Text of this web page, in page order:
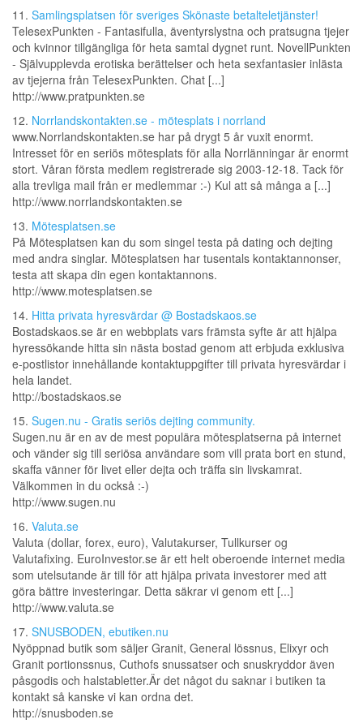
11. Samlingsplatsen för sveriges Skönaste betalteletjänster!
TelesexPunkten - Fantasifulla, äventyrslystna och pratsugna tjejer
och kvinnor tillgängliga för heta samtal dygnet runt. NovellPunkten
- Självupplevda erotiska berättelser och heta sexfantasier inlästa
av tjejerna från TelesexPunkten. Chat [...]
http://www.pratpunkten.se
12. Norrlandskontakten.se - mötesplats i norrland
www.Norrlandskontakten.se har på drygt 5 år vuxit enormt.
Intresset för en seriös mötesplats för alla Norrlänningar är enormt
stort. Våran första medlem registrerade sig 2003-12-18. Tack för
alla trevliga mail från er medlemmar :-) Kul att så många a [...]
http://www.norrlandskontakten.se
13. Mötesplatsen.se
På Mötesplatsen kan du som singel testa på dating och dejting
med andra singlar. Mötesplatsen har tusentals kontaktannonser,
testa att skapa din egen kontaktannons.
http://www.motesplatsen.se
14. Hitta privata hyresvärdar @ Bostadskaos.se
Bostadskaos.se är en webbplats vars främsta syfte är att hjälpa
hyressökande hitta sin nästa bostad genom att erbjuda exklusiva
e-postlistor innehållande kontaktuppgifter till privata hyresvärdar i
hela landet.
http://bostadskaos.se
15. Sugen.nu - Gratis seriös dejting community.
Sugen.nu är en av de mest populära mötesplatserna på internet
och vänder sig till seriösa användare som vill prata bort en stund,
skaffa vänner för livet eller dejta och träffa sin livskamrat.
Välkommen in du också :-)
http://www.sugen.nu
16. Valuta.se
Valuta (dollar, forex, euro), Valutakurser, Tullkurser og
Valutafixing. EuroInvestor.se är ett helt oberoende internet media
som utelsutande är till för att hjälpa privata investorer med att
göra bättre investeringar. Detta säkrar vi genom ett [...]
http://www.valuta.se
17. SNUSBODEN, ebutiken.nu
Nyöppnad butik som säljer Granit, General lössnus, Elixyr och
Granit portionssnus, Cuthofs snussatser och snuskryddor även
påsgodis och halstabletter.Är det något du saknar i butiken ta
kontakt så kanske vi kan ordna det.
http://snusboden.se